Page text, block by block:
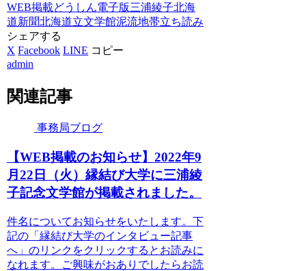
WEB掲載どうしん電子版三浦綾子北海
道新聞北海道立文学館泥流地帯立ち読み
シェアする
X Facebook LINE コピー
admin
関連記事
事務局ブログ
【WEB掲載のお知らせ】2022年9
月22日（火）縁結び大学に三浦綾
子記念文学館が掲載されました。
件名についてお知らせをいたします。下
記の「縁結び大学のインタビュー記事
へ」のリンクをクリックするとお読みに
なれます。ご興味がおありでしたらお読